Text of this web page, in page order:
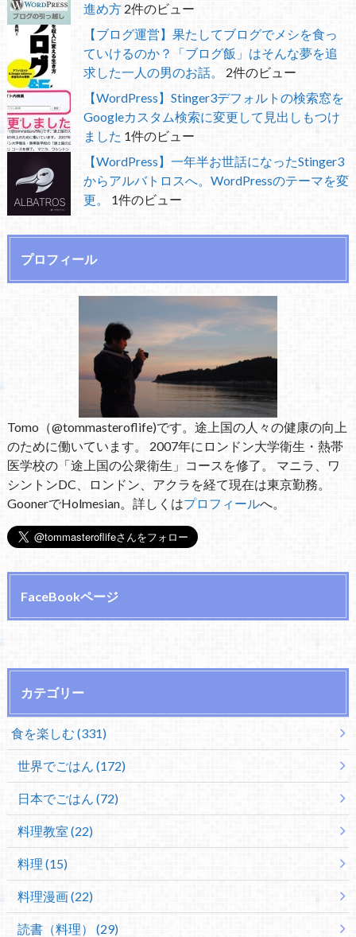
進め方 2件のビュー
【ブログ運営】果たしてブログでメシを食っ
ていけるのか？「ブログ飯」はそんな夢を追
求した一人の男のお話。
2件のビュー
【WordPress】Stinger3デフォルトの検索窓を
Googleカスタム検索に変更して見出しもつけ
ました 1件のビュー
【WordPress】一年半お世話になったStinger3
からアルバトロスへ。WordPressのテーマを変
更。
1件のビュー
プロフィール
Tomo（@tommasteroflife)です。途上国の人々の健康の向上
のために働いています。 2007年にロンドン大学衛生・熱帯
医学校の「途上国の公衆衛生」コースを修了。 マニラ、ワ
シントンDC、ロンドン、アクラを経て現在は東京勤務。
GoonerでHolmesian。詳しくはプロフィールへ。
FaceBookページ
カテゴリー
食を楽しむ (331)
世界でごはん (172)
日本でごはん (72)
料理教室 (22)
料理 (15)
料理漫画 (22)
読書（料理） (29)